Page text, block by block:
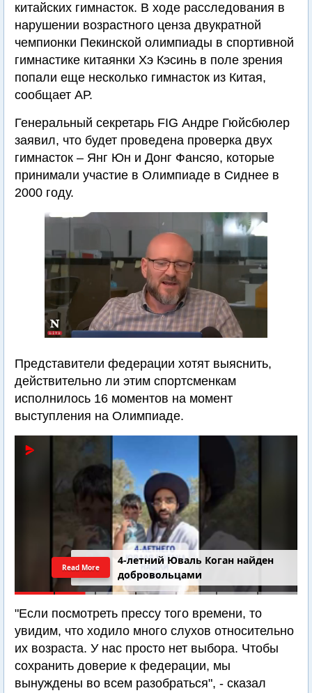
китайских гимнасток. В ходе расследования в
нарушении возрастного ценза двукратной
чемпионки Пекинской олимпиады в спортивной
гимнастике китаянки Хэ Кэсинь в поле зрения
попали еще несколько гимнасток из Китая,
сообщает АР.
Генеральный секретарь FIG Андре Гюйсбюлер
заявил, что будет проведена проверка двух
гимнасток – Янг Юн и Донг Фансяо, которые
принимали участие в Олимпиаде в Сиднее в
2000 году.
Представители федерации хотят выяснить,
действительно ли этим спортсменкам
исполнилось 16 моментов на момент
выступления на Олимпиаде.
4-летний Юваль Коган найден
добровольцами
Read More
"Если посмотреть прессу того времени, то
увидим, что ходило много слухов относительно
их возраста. У нас просто нет выбора. Чтобы
сохранить доверие к федерации, мы
вынуждены во всем разобраться", - сказал